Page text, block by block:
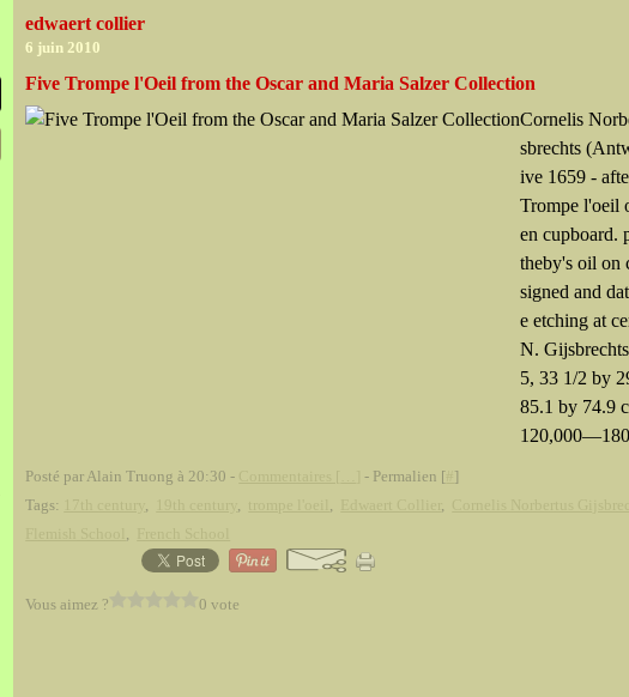
edwaert collier
6 juin 2010
Five Trompe l'Oeil from the Oscar and Maria Salzer Collection
Cornelis
sbrechts
ive 1659 -
Trompe l'oeil
en cupboard.
theby's oil on
signed and
e etching at
N.
5, 33 1/2 by
85.1 by 74.9
Posté par Alain Truong à 20:30 - - Permalien [ ]
Tags:
, , , ,
,
Vous aimez ? 0 vote